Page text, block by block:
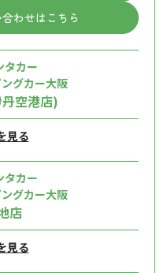
わせはこちら
タカー
グカー大阪
空港店)
見る
タカー
グカー大阪
店
見る